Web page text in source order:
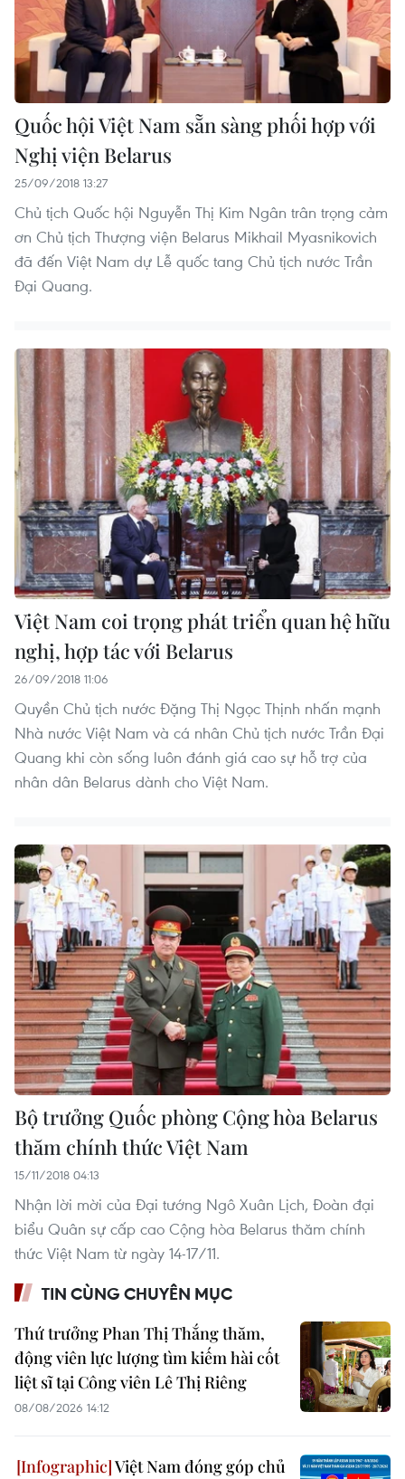
Quốc hội Việt Nam sẵn sàng phối hợp với
Nghị viện Belarus
25/09/2018 13:27
Chủ tịch Quốc hội Nguyễn Thị Kim Ngân trân trọng cảm
ơn Chủ tịch Thượng viện Belarus Mikhail Myasnikovich
đã đến Việt Nam dự Lễ quốc tang Chủ tịch nước Trần
Đại Quang.
Việt Nam coi trọng phát triển quan hệ hữu
nghị, hợp tác với Belarus
26/09/2018 11:06
Quyền Chủ tịch nước Đặng Thị Ngọc Thịnh nhấn mạnh
Nhà nước Việt Nam và cá nhân Chủ tịch nước Trần Đại
Quang khi còn sống luôn đánh giá cao sự hỗ trợ của
nhân dân Belarus dành cho Việt Nam.
Bộ trưởng Quốc phòng Cộng hòa Belarus
thăm chính thức Việt Nam
15/11/2018 04:13
Nhận lời mời của Đại tướng Ngô Xuân Lịch, Đoàn đại
biểu Quân sự cấp cao Cộng hòa Belarus thăm chính
thức Việt Nam từ ngày 14-17/11.
TIN CÙNG CHUYÊN MỤC
Thứ trưởng Phan Thị Thắng thăm,
động viên lực lượng tìm kiếm hài cốt
liệt sĩ tại Công viên Lê Thị Riêng
08/08/2026 14:12
Việt Nam đóng góp chủ